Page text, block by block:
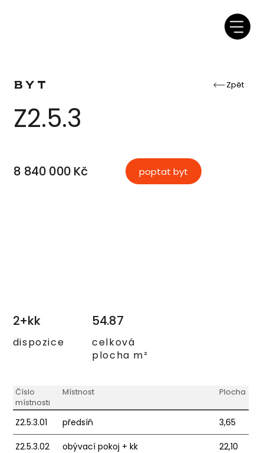
Zpět
BYT
Z2.5.3
8 840 000 Kč poptat byt
2+kk
dispozice
54.87
celková
plocha m²
Číslo
místnosti
Místnost Plocha
Z2.5.3.01 předsíň 3,65
Z2.5.3.02 obývací pokoj + kk 22,10